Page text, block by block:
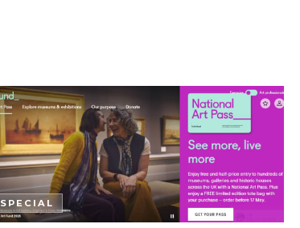
SPECIAL